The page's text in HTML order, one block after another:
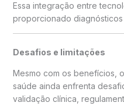
Essa integração entre
proporcionado
Desafios e limitações
Mesmo com os benefícios,
saúde ainda enfrenta
validação clínica,